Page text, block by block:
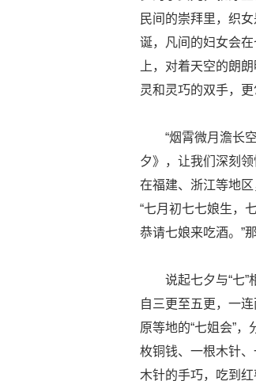
民间的崇拜里，织
诞，凡间的妇女会
上，对着天空的朗
灵和灵巧的双手，
“烟霄微月澹长
夕》，让我们深刻
在福建、浙江等地
“七月初七七娘生，
恭请七娘来吃酒。”
说起七夕与“七”
自三更至五更，一
原等地的“七姐会”
枚铜钱、一根木针
木针的手巧，吃到